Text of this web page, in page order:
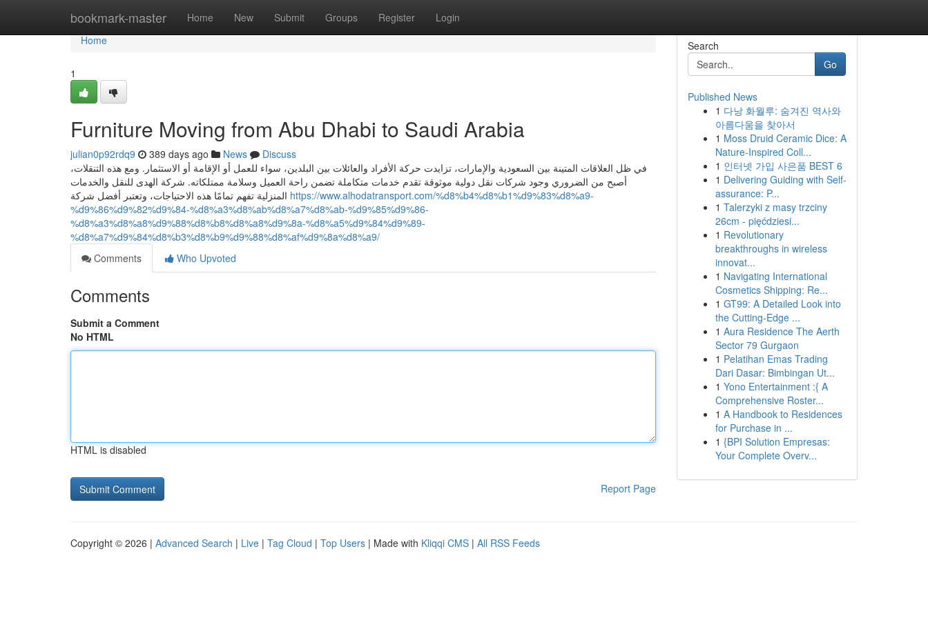
bookmark-master Home New Submit Groups Register Login
Home
Home
1
Furniture Moving from Abu Dhabi to Saudi Arabia
julian0p92rdq9 389 days ago News
Discuss
في ظل العلاقات المتينة بين السعودية والإمارات، تزايدت حركة الأفراد والعائلات بين البلدين، سواء للعمل أو الإقامة أو الاستثمار. ومع هذه التنقلات،
أصبح من الضروري وجود شركات نقل دولية موثوقة تقدم خدمات متكاملة تضمن راحة العميل وسلامة ممتلكاته. شركة الهدى للنقل والخدمات
https://www.alhodatransport.com/%d8%b4%d8%b1%d9%83%d8%a9-
%d9%86%d9%82%d9%84-%d8%a3%d8%ab%d8%a7%d8%ab-%d9%85%d9%86-
%d8%a3%d8%a8%d9%88%d8%b8%d8%a8%d9%8a-%d8%a5%d9%84%d9%89-
%d8%a7%d9%84%d8%b3%d8%b9%d9%88%d8%af%d9%8a%d8%a9/
Comments
Who Upvoted
Comments
Submit a Comment
No HTML
HTML is disabled
Report Page
Search
Go
Published News
1 다낭 화월루: 숨겨진 역사와
아름다움을 찾아서
1 Moss Druid Ceramic Dice: A
Nature-Inspired Coll...
1 인터넷 가입 사은품 BEST 6
1 Delivering Guiding with Self-
assurance: P...
1 Talerzyki z masy trzciny
26cm - pięćdziesi...
1 Revolutionary
breakthroughs in wireless
innovat...
1 Navigating International
Cosmetics Shipping: Re...
1 GT99: A Detailed Look into
the Cutting-Edge ...
1 Aura Residence The Aerth
Sector 79 Gurgaon
1 Pelatihan Emas Trading
Dari Dasar: Bimbingan Ut...
1 Yono Entertainment :{ A
Comprehensive Roster...
1 A Handbook to Residences
for Purchase in ...
1 {BPI Solution Empresas:
Your Complete Overv...
Copyright © 2026 | Advanced Search | Live | Tag Cloud | Top Users | Made with Kliqqi CMS | All RSS Feeds